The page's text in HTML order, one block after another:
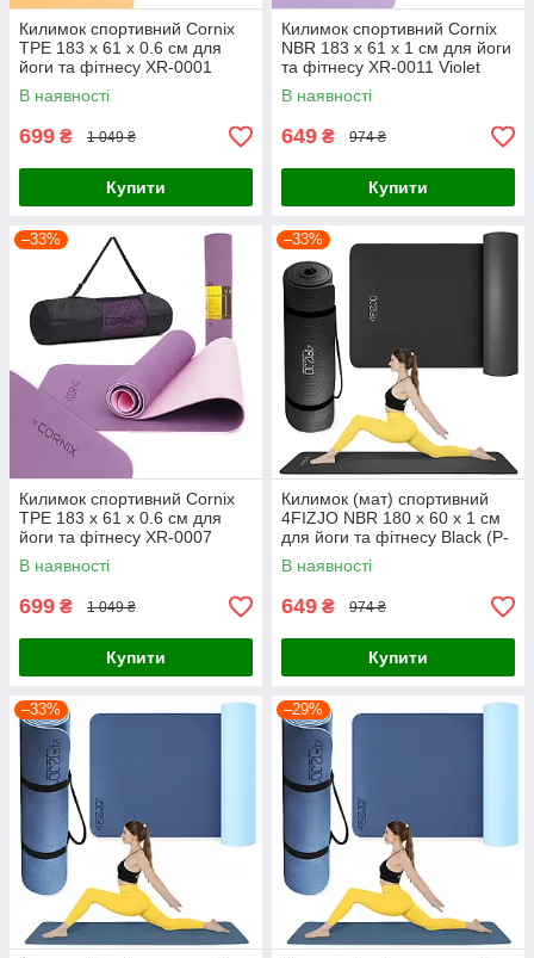
Килимок спортивний Cornix
TPE 183 x 61 x 0.6 см для
йоги та фітнесу XR-0001
Orange/Black
В наявності
699 ₴ 1 049 ₴
Купити
Килимок спортивний Cornix
NBR 183 x 61 x 1 cм для йоги
та фітнесу XR-0011 Violet
В наявності
649 ₴ 974 ₴
Купити
–33%
Килимок спортивний Cornix
TPE 183 x 61 x 0.6 см для
йоги та фітнесу XR-0007
Plum/Rose
В наявності
699 ₴ 1 049 ₴
Купити
–33%
Килимок (мат) спортивний
4FIZJO NBR 180 x 60 x 1 см
для йоги та фітнесу Black (P-
5907222931462)
В наявності
649 ₴ 974 ₴
Купити
–33% –29%